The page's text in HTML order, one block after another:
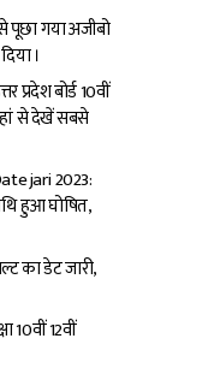
गया अजीबो
।
प्रदेश बोर्ड 10वीं
से देखें सबसे
jari 2023:
हुआ घोषित,
का डेट जारी,
10वीं 12वीं